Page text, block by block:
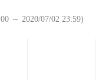
～ 2020/07/02 23:59)